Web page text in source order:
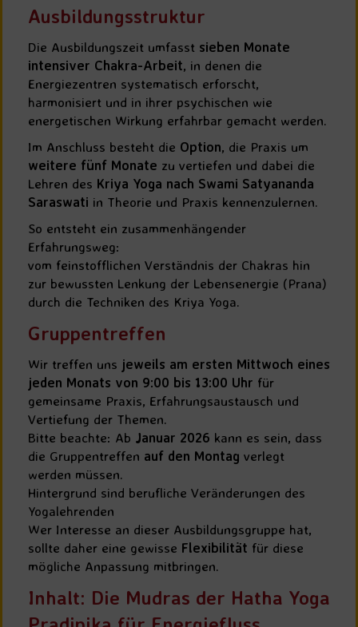
Ausbildungsstruktur
Die Ausbildungszeit umfasst sieben Monate
intensiver Chakra-Arbeit, in denen die
Energiezentren systematisch erforscht,
harmonisiert und in ihrer psychischen wie
energetischen Wirkung erfahrbar gemacht werden.
Im Anschluss besteht die Option, die Praxis um
weitere fünf Monate zu vertiefen und dabei die
Lehren des Kriya Yoga nach Swami Satyananda
Saraswati in Theorie und Praxis kennenzulernen.
So entsteht ein zusammenhängender
Erfahrungsweg:
vom feinstofflichen Verständnis der Chakras hin
zur bewussten Lenkung der Lebensenergie (Prana)
durch die Techniken des Kriya Yoga.
Gruppentreffen
Wir treffen uns jeweils am ersten Mittwoch eines
jeden Monats von 9:00 bis 13:00 Uhr für
gemeinsame Praxis, Erfahrungsaustausch und
Vertiefung der Themen.
Bitte beachte: Ab Januar 2026 kann es sein, dass
die Gruppentreffen auf den Montag verlegt
werden müssen.
Hintergrund sind berufliche Veränderungen des
Yogalehrenden
Wer Interesse an dieser Ausbildungsgruppe hat,
sollte daher eine gewisse Flexibilität für diese
mögliche Anpassung mitbringen.
Inhalt: Die Mudras der Hatha Yoga